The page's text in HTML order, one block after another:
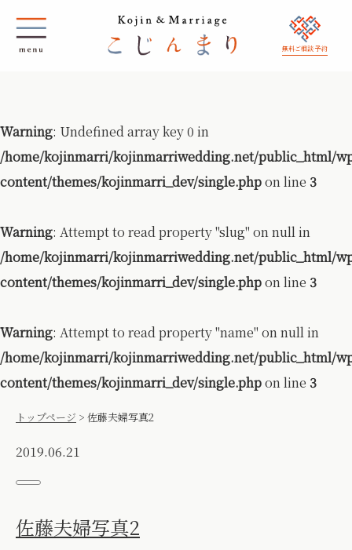
無料ご相談 予約
Warning: Undefined array key 0 in
/home/kojinmarri/kojinmarriwedding.net/public_html/
content/themes/kojinmarri_dev/single.phpon line 3
Warning: Attempt to read property "slug" on null in
/home/kojinmarri/kojinmarriwedding.net/public_html/
content/themes/kojinmarri_dev/single.phpon line 3
Warning: Attempt to read property "name" on null in
/home/kojinmarri/kojinmarriwedding.net/public_html/
content/themes/kojinmarri_dev/single.phpon line 3
トップページ > 佐藤夫婦写真2
2019.06.21
佐藤夫婦写真2